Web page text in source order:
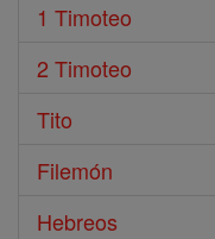
1 Timoteo
2 Timoteo
Tito
Filemón
Hebreos